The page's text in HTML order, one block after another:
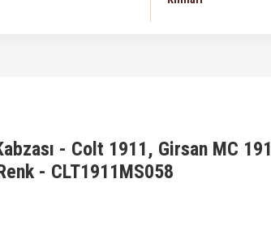
- Colt 1911, Girsan MC
- CLT1911MS058